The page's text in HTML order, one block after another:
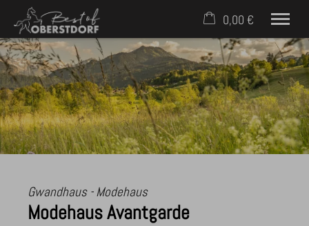
Häuser & Ferienwohnungen
Service für Gäste
Für Eigentümer
Kontakt
0,00 €
×
Warenkorb ist leer
Gwandhaus - Modehaus
Modehaus Avantgarde